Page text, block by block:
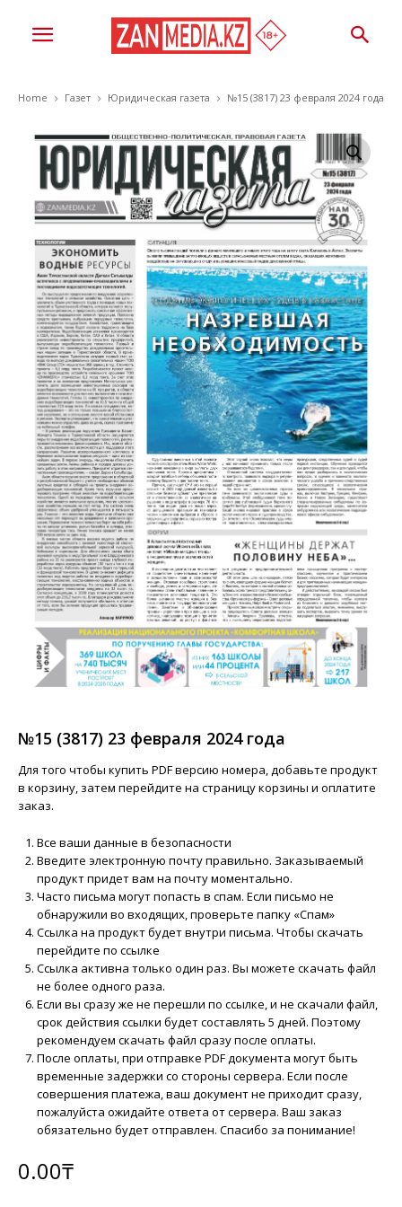
Home Газет Юридическая газета №15 (3817) 23 февраля 2024 года
№15 (3817) 23 февраля 2024 года
Для того чтобы купить PDF версию номера, добавьте продукт
в корзину, затем перейдите на страницу корзины и оплатите
заказ.
Все ваши данные в безопасности
Введите электронную почту правильно. Заказываемый
продукт придет вам на почту моментально.
Часто письма могут попасть в спам. Если письмо не
обнаружили во входящих, проверьте папку «Спам»
Ссылка на продукт будет внутри письма. Чтобы скачать
перейдите по ссылке
Ссылка активна только один раз. Вы можете скачать файл
не более одного раза.
Если вы сразу же не перешли по ссылке, и не скачали файл,
срок действия ссылки будет составлять 5 дней. Поэтому
рекомендуем скачать файл сразу после оплаты.
После оплаты, при отправке PDF документа могут быть
временные задержки со стороны сервера. Если после
совершения платежа, ваш документ не приходит сразу,
пожалуйста ожидайте ответа от сервера. Ваш заказ
обязательно будет отправлен. Спасибо за понимание!
0.00₸